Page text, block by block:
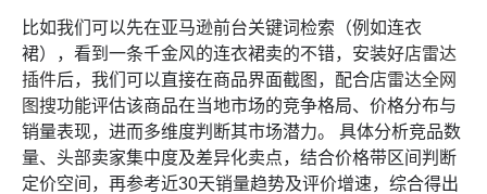
比如我们可以先在亚马逊前台关键词检索（例如连衣
裙），看到一条千金风的连衣裙卖的不错，安装好店雷达
插件后，我们可以直接在商品界面截图，配合店雷达全网
图搜功能评估该商品在当地市场的竞争格局、价格分布与
销量表现，进而多维度判断其市场潜力。 具体分析竞品数
量、头部卖家集中度及差异化卖点，结合价格带区间判断
定价空间，再参考近30天销量趋势及评价增速，综合得出